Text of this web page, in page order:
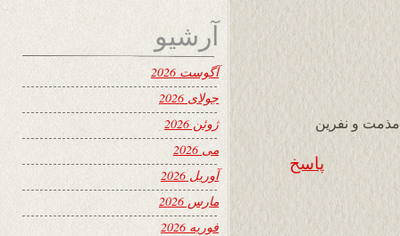
و نفرین
پاسخ
آرشیو
آگوست 2026
جولای 2026
ژوئن 2026
می 2026
آوریل 2026
مارس 2026
فوریه 2026